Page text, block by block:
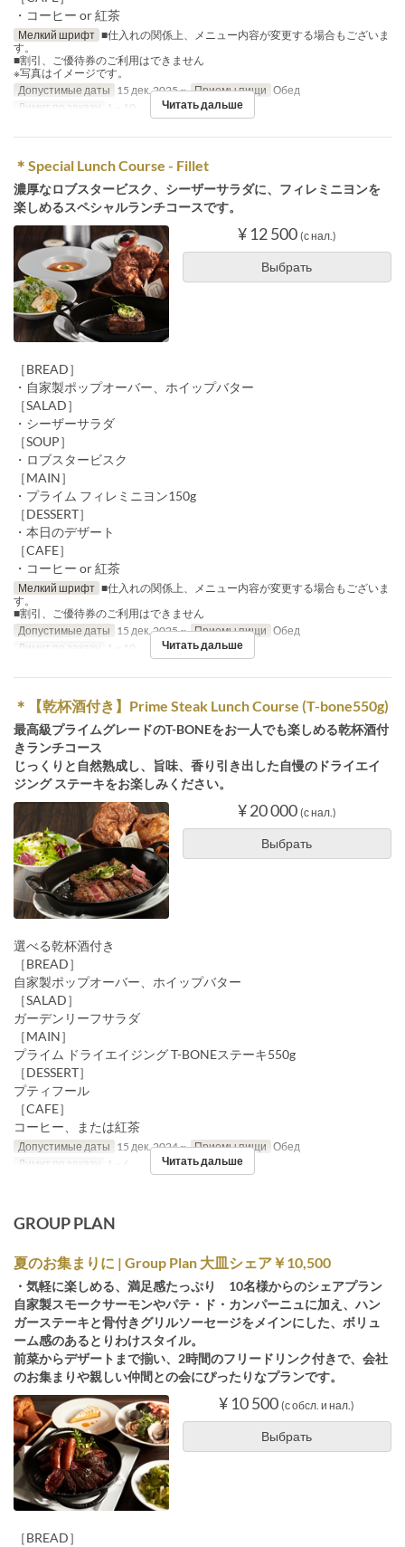
・コーヒー or 紅茶
Мелкий шрифт ■仕入れの関係上、メニュー内容が変更する場合もございま
す。
■割引、ご優待券のご利用はできません
※写真はイメージです。
Допустимые даты 15 дек. 2025 ~ Приемы пищи Обед
Лимит по заказу
1 ~ 10 Читать дальше
＊Special Lunch Course - Fillet
濃厚なロブスタービスク、シーザーサラダに、フィレミニヨンを
楽しめるスペシャルランチコースです。
¥ 12 500 (с нал.)
Выбрать
［BREAD］
・自家製ポップオーバー、ホイップバター
［SALAD］
・シーザーサラダ
［SOUP］
・ロブスタービスク
［MAIN］
・プライム フィレミニヨン150g
［DESSERT］
・本日のデザート
［CAFE］
・コーヒー or 紅茶
Мелкий шрифт ■仕入れの関係上、メニュー内容が変更する場合もございま
す。
■割引、ご優待券のご利用はできません
Допустимые даты 15 дек. 2025 ~ Приемы пищи Обед
Лимит по заказу
1 ~ 10 Читать дальше
＊【乾杯酒付き】Prime Steak Lunch Course (T-bone550g)
最高級プライムグレードのT-BONEをお一人でも楽しめる乾杯酒付
きランチコース
じっくりと自然熟成し、旨味、香り引き出した自慢のドライエイ
ジング ステーキをお楽しみください。
¥ 20 000 (с нал.)
Выбрать
選べる乾杯酒付き
［BREAD］
自家製ポップオーバー、ホイップバター
［SALAD］
ガーデンリーフサラダ
［MAIN］
プライム ドライエイジング T-BONEステーキ550g
［DESSERT］
プティフール
［CAFE］
コーヒー、または紅茶
Допустимые даты 15 дек. 2024 ~ Приемы пищи Обед
Лимит по заказу
1 ~ 6 Читать дальше
GROUP PLAN
夏のお集まりに | Group Plan 大皿シェア￥10,500
・気軽に楽しめる、満足感たっぷり 10名様からのシェアプラン
自家製スモークサーモンやパテ・ド・カンパーニュに加え、ハン
ガーステーキと骨付きグリルソーセージをメインにした、ボリュ
ーム感のあるとりわけスタイル。
前菜からデザートまで揃い、2時間のフリードリンク付きで、会社
のお集まりや親しい仲間との会にぴったりなプランです。
¥ 10 500 (с обсл. и нал.)
Выбрать
［BREAD］